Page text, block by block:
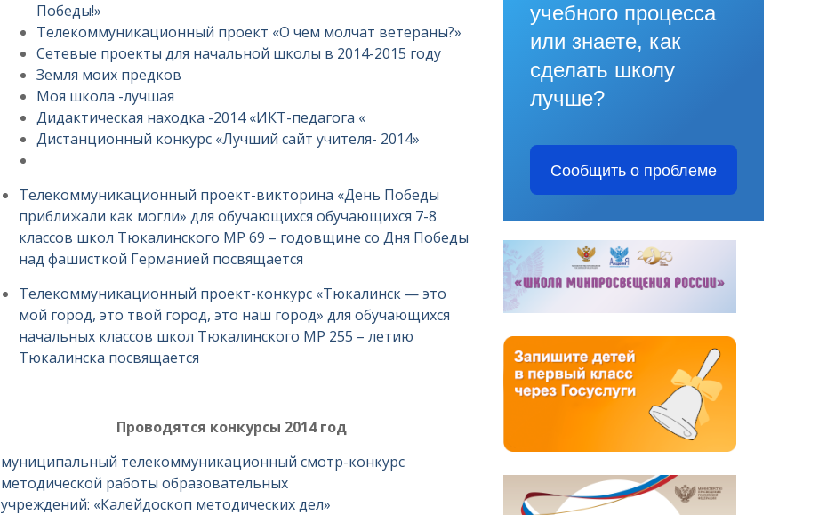
Победы!»
Телекоммуникационный проект «О чем молчат ветераны?»
Сетевые проекты для начальной школы в 2014-2015 году
Земля моих предков
Моя школа -лучшая
Дидактическая находка -2014 «ИКТ-педагога «
Дистанционный конкурс «Лучший сайт учителя- 2014»
Телекоммуникационный проект-викторина «День Победы
приближали как могли» для обучающихся обучающихся 7-8
классов школ Тюкалинского МР 69 – годовщине со Дня Победы
над фашисткой Германией посвящается
Телекоммуникационный проект-конкурс «Тюкалинск — это
мой город, это твой город, это наш город» для обучающихся
начальных классов школ Тюкалинского МР 255 – летию
Тюкалинска посвящается
Проводятся конкурсы 2014 год
муниципальный телекоммуникационный смотр-конкурс
методической работы образовательных
учреждений: «Калейдоскоп методических дел»
учебного процесса
или знаете, как
сделать школу
лучше?
Сообщить о проблеме